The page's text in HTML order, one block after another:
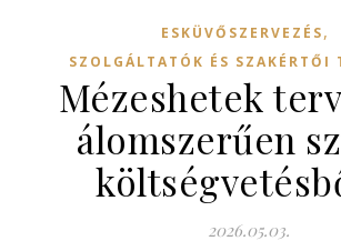
ESKÜVŐSZERVEZÉS,
SZOLGÁLTATÓK ÉS SZAKÉRTŐI
Mézeshetek
álomszerűen
2026.05.03.